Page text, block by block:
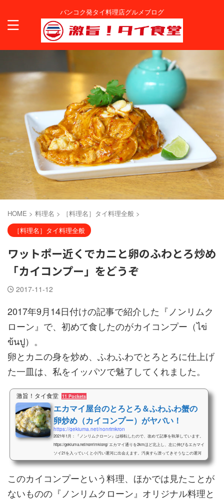
バンコク発タイ料理店グルメブログ
HOME > 料理名 > ［料理名］タイ料理全般 >
［料理名］タイ料理全般
ワットポー近くでカニと卵のふわとろ炒め
「カイコンプー」をどうぞ
2017-11-12
2017年9月14日付けの記事で紹介した『ノンリムク
ローン』で、初めて食したのがカイコンプー（ไข่
ข้นปู）。
卵とカニの身を炒め、ふわふわでとろとろに仕上げ
た一皿は、私をイッパツで魅了してくれました。
激旨！タイ食堂 11 Pockets
エカマイ屋台のとろとろ＆ふわふわ蟹の
卵炒め（カイコンプー）がヤバい！
https://gekiuma.net/nonrimkron
2021年1月：『ノンリムクローン』は移転したので、改めて記事を執筆しています。
https://gekiuma.net/nonrimklong/ エカマイ通りを2kmほど北上し、左に伸びるエカマイ
ソイ21を入っていくと小汚い運河に出会えます。汚臭すら漂ってきそうなこの運河
のすぐ側で営業する『ノンリムクローン』は、バンコク在住者だけではなく日本在
とは言えない立地場所ですが、タイ人はもちろん、欧米人をはじめ中国人や韓国
このカイコンプーという料理、ほかでは見たことが
ないものの『ノンリムクローン』オリジナル料理と